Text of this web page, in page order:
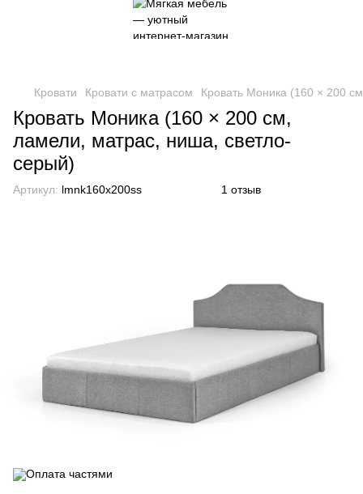
Кровати Кровати с матрасом Кровать Моника (160 × 200
Кровать Моника (160 × 200 см,
ламели, матрас, ниша, светло-
серый)
Артикул: lmnk160x200ss 1 отзыв